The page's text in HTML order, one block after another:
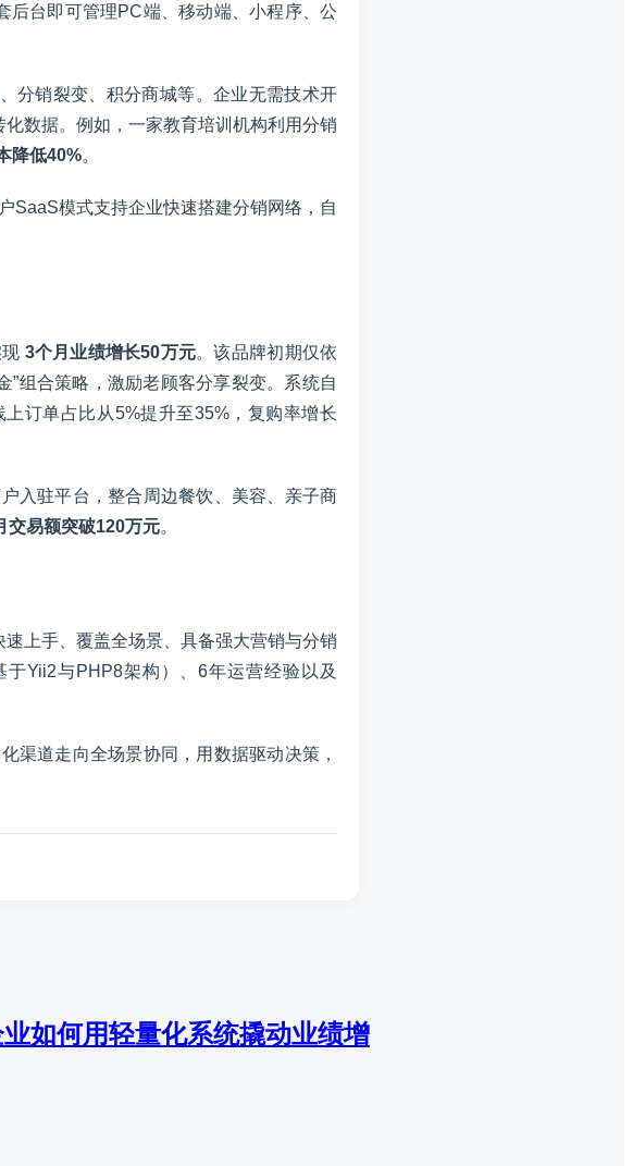
后台即可管理PC端、移动端、小程序、公
分销裂变、积分商城等。企业无需技术开
数据。例如，一家教育培训机构利用分销
降低40%。
SaaS模式支持企业快速搭建分销网络，自
3个月业绩增长50万元。该品牌初期仅依
”组合策略，激励老顾客分享裂变。系统自
订单占比从5%提升至35%，复购率增长
入驻平台，整合周边餐饮、美容、亲子商
交易额突破120万元。
上手、覆盖全场景、具备强大营销与分销
Yii2与PHP8架构）、6年运营经验以及
渠道走向全场景协同，用数据驱动决策，
如何用轻量化系统撬动业绩增